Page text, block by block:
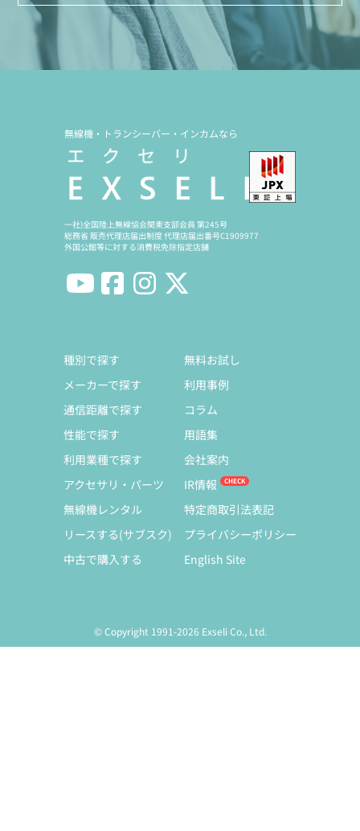
無線機・トランシーバー・インカムなら
一社)全国陸上無線協会関東支部会員 第245号
総務省 販売代理店届出制度 代理店届出番号C1909977
外国公館等に対する消費税免除指定店舗
種別で探す
メーカーで探す
通信距離で探す
性能で探す
利用業種で探す
アクセサリ・パーツ
無線機レンタル
リースする(サブスク)
中古で購入する
無料お試し
利用事例
コラム
用語集
会社案内
IR情報
特定商取引法表記
プライバシーポリシー
English Site
© Copyright 1991-2026 Exseli Co., Ltd.